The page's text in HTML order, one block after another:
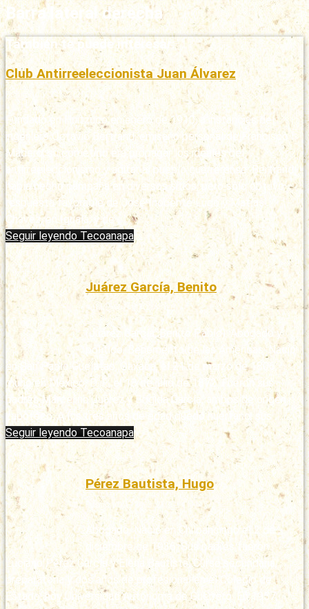
Barra lateral derecha
También te puede interesar:
Club Antirreeleccionista Juan Álvarez
Publicado: 11/03/2020
Fundado en Huitzuco en enero de 1910, a instancias del
ingeniero Octavio Bertrand, emisario personal de Francisco I.
Madero; su cometido era propagar los ideales del
antirreeleccionismo y agitar al pueblo guerrerense. Bertrand
había hecho campaña en diversos sitios, pero sólo obtuvo
respuesta favorable de José Inocente Lugo y Matías
Chávez, en Iguala, y de …
Seguir leyendo Tecoanapa
Juárez García, Benito
Publicado: 11/03/2020
(Juárez García, Benito Pablo). Abogado y
político. Benemérito de las Américas. Nació
en San Pablo Guelatao, Oaxaca, el 21 de marzo de 1806;
murió en México, D. F., el 18 de julio de 1872. Fueron sus
padres Marcelino Juárez y Brígida García, ambos de origen
zapoteco. A los tres años de edad quedó huérfano; sus …
Seguir leyendo Tecoanapa
Pérez Bautista, Hugo
Publicado: 11/03/2020
Abogado. Nació en Chilpancingo el 2 de
diciembre de 1936. Sus padres fueron
Luciano Pérez García y Elena Bautista. Cursó secundaria,
preparatoria y dos años de profesional en el Colegio de
Estado, hoy Universidad Autónoma de Guerrero. En 1957,